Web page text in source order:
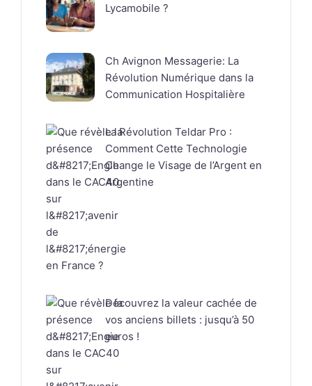
Lycamobile ?
Ch Avignon Messagerie: La
Révolution Numérique dans la
Communication Hospitalière
La Révolution Teldar Pro :
Comment Cette Technologie
Change le Visage de l’Argent en
Argentine
Découvrez la valeur cachée de
vos anciens billets : jusqu’à 50
euros !